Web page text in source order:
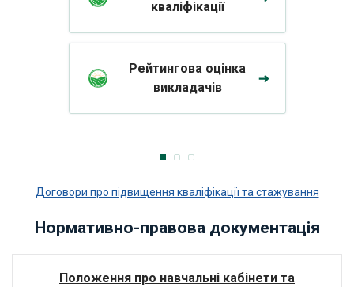
кваліфікації
Рейтингова оцінка
викладачів
Договори про підвищення кваліфікації та стажування
Нормативно-правова документація
Положення про навчальні кабінети та